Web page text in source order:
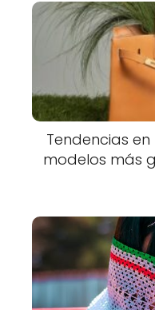
Tendencias
modelos más